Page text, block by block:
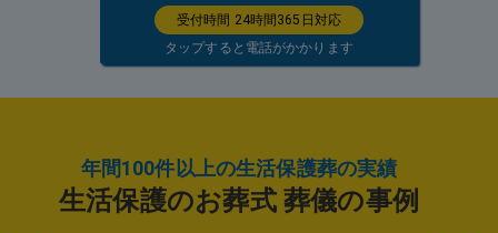
受付時間 24時間365日対応
タップすると電話がかかります
年間100件以上の生活保護葬の実績
生活保護のお葬式 葬儀の事例